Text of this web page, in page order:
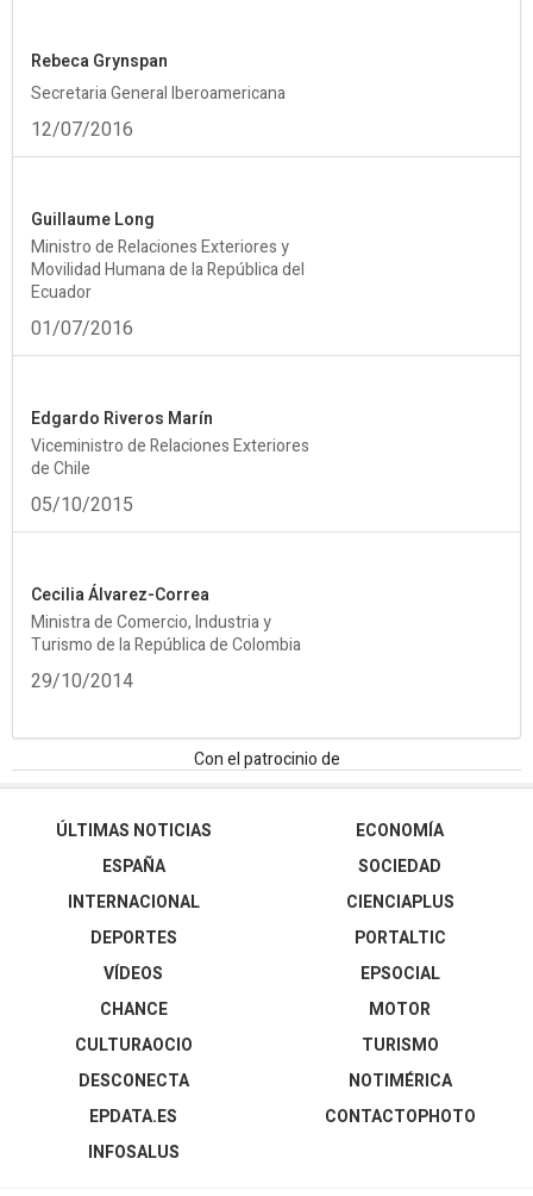
Rebeca Grynspan
Secretaria General Iberoamericana
12/07/2016
Guillaume Long
Ministro de Relaciones Exteriores y
Movilidad Humana de la República del
Ecuador
01/07/2016
Edgardo Riveros Marín
Viceministro de Relaciones Exteriores
de Chile
05/10/2015
Cecilia Álvarez-Correa
Ministra de Comercio, Industria y
Turismo de la República de Colombia
29/10/2014
Con el patrocinio de
ÚLTIMAS NOTICIAS
ESPAÑA
INTERNACIONAL
DEPORTES
VÍDEOS
ECONOMÍA
SOCIEDAD
CIENCIAPLUS
PORTALTIC
EPSOCIAL
CHANCE
CULTURAOCIO
DESCONECTA
EPDATA.ES
INFOSALUS
MOTOR
TURISMO
NOTIMÉRICA
CONTACTOPHOTO